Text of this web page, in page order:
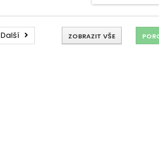
Další ZOBRAZIT VŠE